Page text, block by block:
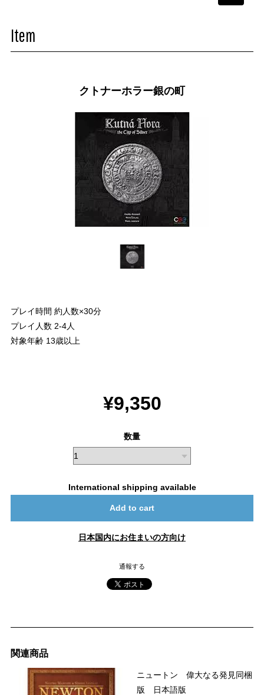
Item
クトナーホラー銀の町
プレイ時間 約人数×30分
プレイ人数 2-4人
対象年齢 13歳以上
¥9,350
数量
International shipping available
Add to cart
日本国内にお住まいの方向け
通報する
関連商品
ニュートン 偉大なる発見同梱
版 日本語版